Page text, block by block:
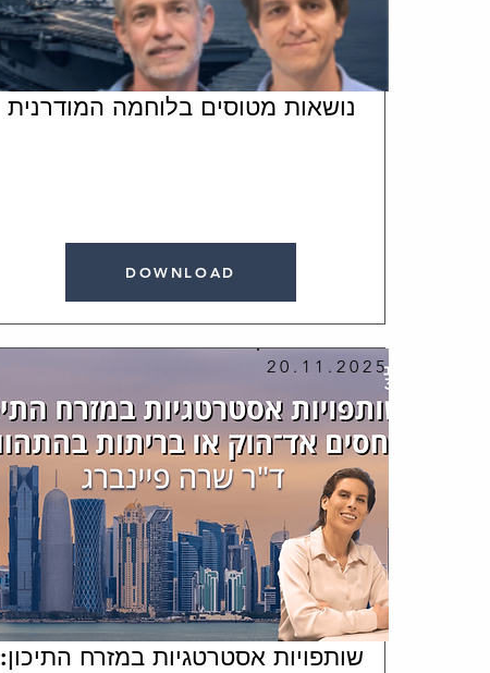
נושאות מטוסים בלוחמה המודרנית
DOWNLOAD
20.11.2025
שותפויות אסטרטגיות במזרח התיכון: